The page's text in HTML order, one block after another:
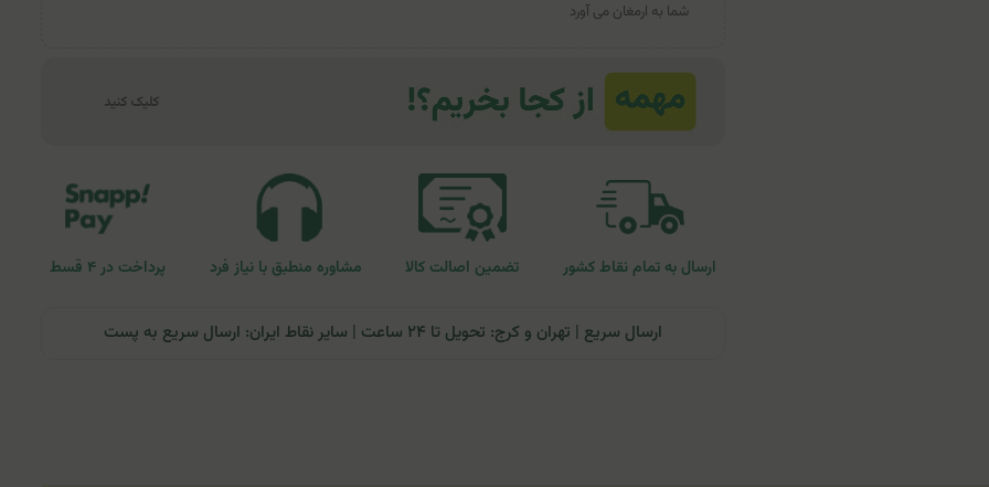
شما به ارمغان می آورد
ارسال به تمام نقاط کشور تضمین اصالت کالا مشاوره منطبق با نیاز فرد پرداخت در ۴ قسط
ارسال سریع | تهران و کرج: تحویل تا ۲۴ ساعت | سایر نقاط ایران: ارسال سریع به پست